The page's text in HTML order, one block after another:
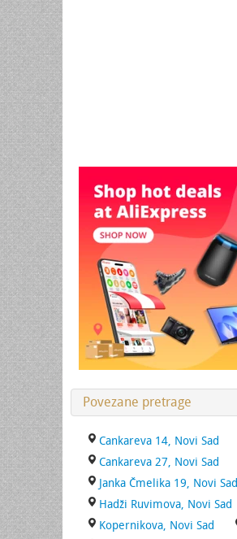
Povezane pretrage
Cankareva 14, Novi Sad
Cankareva 27, Novi Sad
Janka Čmelika 19, Novi Sad
Hadži Ruvimova, Novi Sad
Kopernikova, Novi Sad